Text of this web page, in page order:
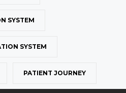
SYSTEM
SYSTEM
PATIENT JOURNEY